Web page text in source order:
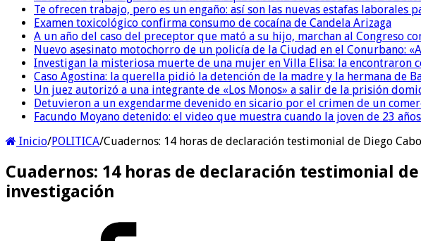
Te ofrecen trabajo, pero es un engaño: así son las nuevas estafas laborales
Examen toxicológico confirma consumo de cocaína de Candela Arizaga
A un año del caso del preceptor que mató a su hijo, marchan al Congreso
Nuevo asesinato motochorro de un policía de la Ciudad en el Conurbano:
Investigan la misteriosa muerte de una mujer en Villa Elisa: la encontraron
Caso Agostina: la querella pidió la detención de la madre y la hermana de
Un juez autorizó a una integrante de «Los Monos» a salir de la prisión
Detuvieron a un exgendarme devenido en sicario por el crimen de un
Facundo Moyano detenido: el video que muestra cuando la joven de 23
Inicio/POLITICA/Cuadernos: 14 horas de declaración testimonial de Diego
Cuadernos: 14 horas de declaración testimonial
investigación